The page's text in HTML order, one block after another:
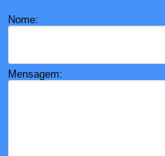
Nome:
Mensagem: